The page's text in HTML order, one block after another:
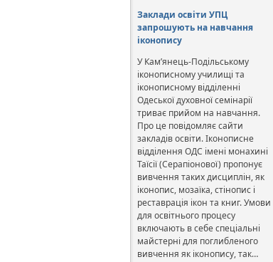
Заклади освіти УПЦ
запрошують на навчання
іконопису
У Кам’янець-Подільському
іконописному училищі та
іконописному відділенні
Одеської духовної семінарії
триває прийом на навчання.
Про це повідомляє сайти
закладів освіти. Іконописне
відділення ОДС імені монахині
Таїсії (Серапіонової) пропонує
вивчення таких дисциплін, як
іконопис, мозаїка, стінопис і
реставрація ікон та книг. Умови
для освітнього процесу
включають в себе спеціальні
майстерні для поглибленого
вивчення як іконопису, так…